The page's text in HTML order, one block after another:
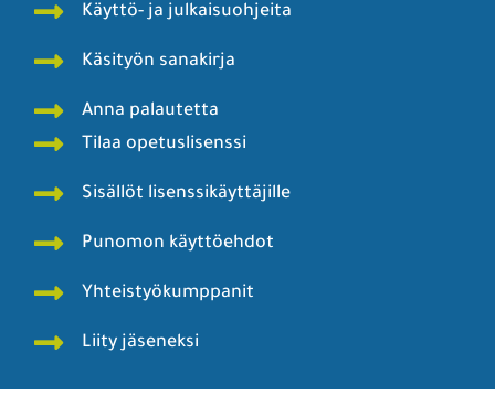
Käyttö- ja julkaisuohjeita
Käsityön sanakirja
Anna palautetta
Tilaa opetuslisenssi
Sisällöt lisenssikäyttäjille
Punomon käyttöehdot
Yhteistyökumppanit
Liity jäseneksi